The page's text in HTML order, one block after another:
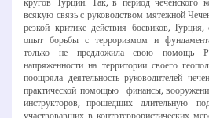
всякую связь с руководством мятежной
резкой критике действия боевиков,
опыт борьбы с терроризмом и
только не предложила свою помощь
напряженности на территории своего
поощряла деятельность руководителей
практической помощью ­ финансы,
инструкторов, прошедших длительную
участвовавших в контртеррористических